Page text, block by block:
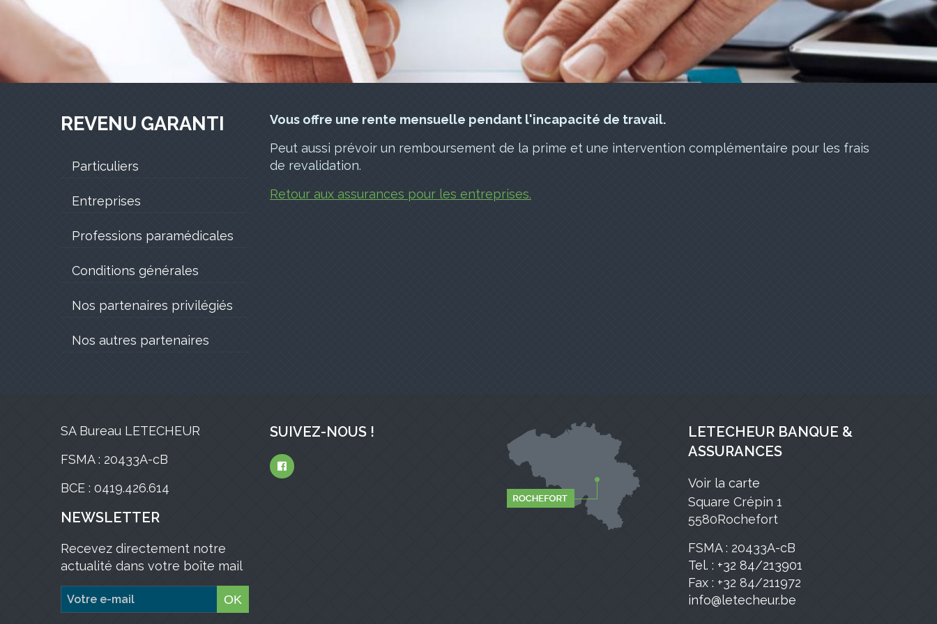
Vous offre une rente mensuelle pendant l'incapacité de travail.
Peut aussi prévoir un remboursement de la prime et une intervention complémentaire pour les frais
de revalidation.
Retour aux assurances pour les entreprises.
REVENU GARANTI
REVENU
GARANTI
Particuliers
Entreprises
Professions paramédicales
Conditions générales
Nos partenaires privilégiés
Nos autres partenaires
SA Bureau LETECHEUR
FSMA : 20433A-cB
BCE : 0419.426.614
NEWSLETTER
Recevez directement notre
actualité dans votre boîte mail
OK
SUIVEZ-NOUS !
LETECHEUR BANQUE &
ASSURANCES
Voir la carte
Square Crépin 1
5580Rochefort
FSMA : 20433A-cB
Tel. : +32 84/213901
Fax : +32 84/211972
info@letecheur.be